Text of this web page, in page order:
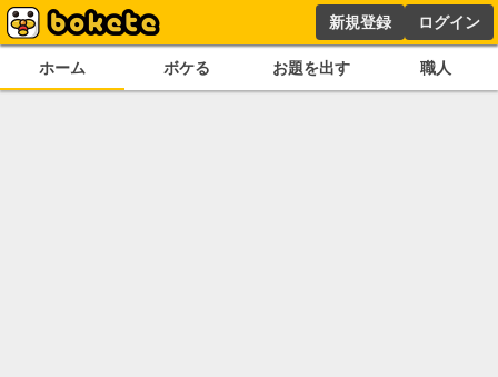
新規登録 ログイン
ホーム ボケる お題を出す 職人